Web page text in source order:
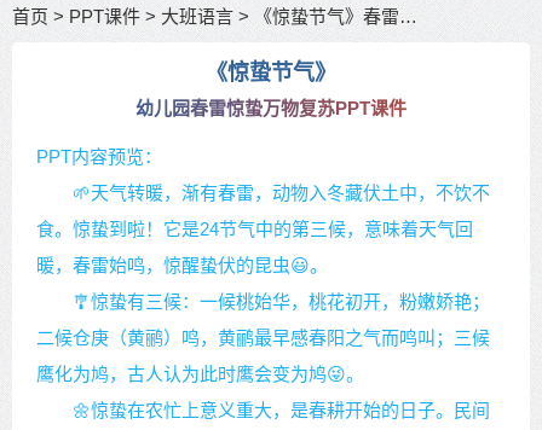
首页 > PPT课件 > 大班语言 > 《惊蛰节气》春雷惊蛰万物复苏
《惊蛰节气》
幼儿园春雷惊蛰万物复苏PPT课件
PPT内容预览：
🌱天气转暖，渐有春雷，动物入冬藏伏土中，不饮不
食。惊蛰到啦！它是24节气中的第三候，意味着天气回
暖，春雷始鸣，惊醒蛰伏的昆虫😃。
🎐惊蛰有三候：一候桃始华，桃花初开，粉嫩娇艳；
二候仓庚（黄鹂）鸣，黄鹂最早感春阳之气而鸣叫；三候
鹰化为鸠，古人认为此时鹰会变为鸠😜。
🌼惊蛰在农忙上意义重大，是春耕开始的日子。民间